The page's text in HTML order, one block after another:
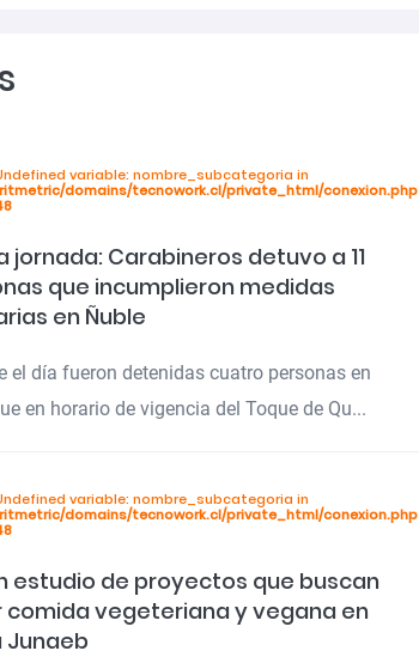
variable: nombre_subcategoria in
domains/tecnowork.cl/private_html/conexion.php
jornada: Carabineros detuvo a 11
que incumplieron medidas
en Ñuble
el día fueron detenidas cuatro personas en
en horario de vigencia del Toque de Qu...
variable: nombre_subcategoria in
domains/tecnowork.cl/private_html/conexion.php
estudio de proyectos que buscan
comida vegeteriana y vegana en
Junaeb